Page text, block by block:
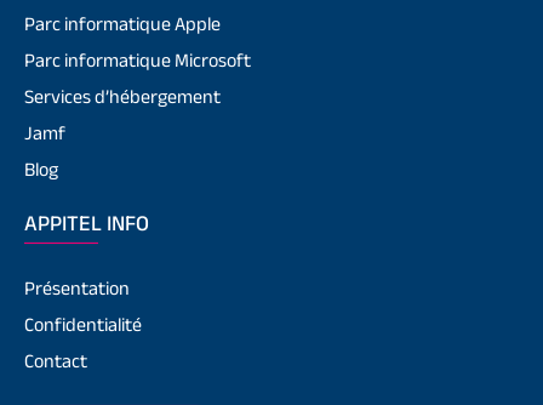
Parc informatique Apple
Parc informatique Microsoft
Services d’hébergement
Jamf
Blog
APPITEL INFO
Présentation
Confidentialité
Contact